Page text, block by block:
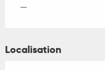
—
Localisation